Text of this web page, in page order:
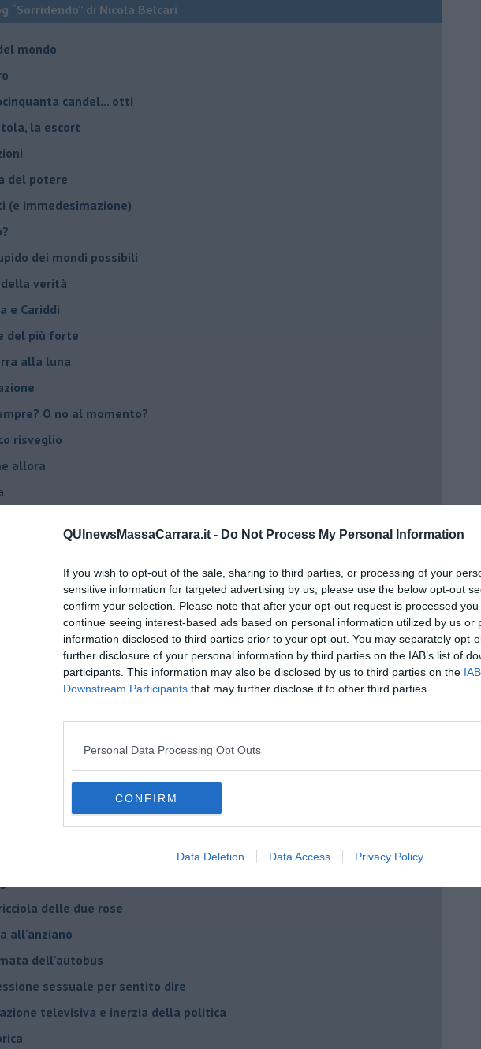
QUInewsMassaCarrara.it - Do Not Process My Personal Information
If you wish to opt-out of the sale, sharing to third parties, or processing of your
sensitive information for targeted advertising by us, please use the below opt-out
confirm your selection. Please note that after your opt-out request is processed you
continue seeing interest-based ads based on personal information utilized by us or
information disclosed to third parties prior to your opt-out. You may separately opt-
further disclosure of your personal information by third parties on the IAB’s list of
participants. This information may also be disclosed by us to third parties on the
Downstream Participants that may further disclose it to other third parties.
Personal Data Processing Opt Outs
CONFIRM
Data Deletion Data Access Privacy Policy
“Sorridendo” di Nicola Belcari
mondo
candel... otti
la escort
del potere
(e immedesimazione)
dei mondi possibili
verità
e Cariddi
del più forte
alla luna
O no al momento?
risveglio
allora
lo specchio
la televisione
al comando?
è finita
notizia
l'elmetto
miti fasulli
Borgia, una storia di potere
Galileo
delle due rose
all'anziano
dell'autobus
sessuale per sentito dire
televisiva e inerzia della politica